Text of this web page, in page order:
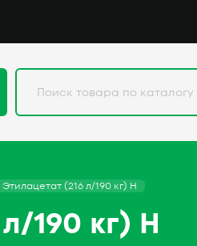
Этилацетат (216 л/190 кг) Н
190 кг) Н